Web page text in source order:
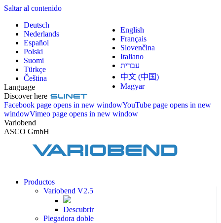
Saltar al contenido
Deutsch
English
Nederlands
Français
Español
Slovenčina
Polski
Italiano
Suomi
עברית
Türkçe
中文 (中国)
Čeština
Magyar
Language
Discover here
Facebook page opens in new windowYouTube page opens in new
windowVimeo page opens in new window
Variobend
ASCO GmbH
Productos
Variobend V2.5
Descubrir
Plegadora doble